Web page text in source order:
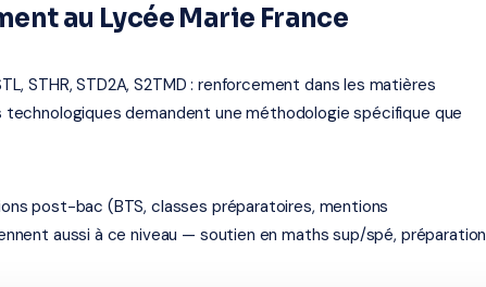
au Lycée Marie France
STHR, STD2A, S2TMD : renforcement dans les matières
demandent une méthodologie spécifique que
post-bac (BTS, classes préparatoires, mentions
aussi à ce niveau — soutien en maths sup/spé, préparation